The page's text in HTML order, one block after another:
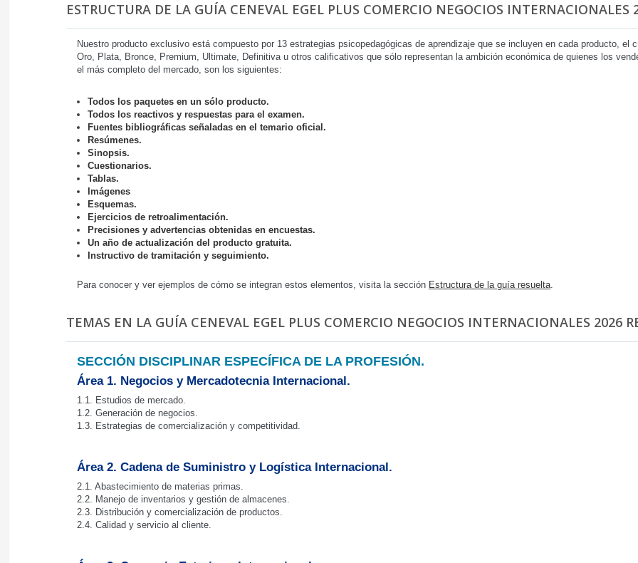
ESTRUCTURA DE LA GUÍA CENEVAL EGEL PLUS COMERCIO NEGOCIOS INTERNACIONALES
Nuestro producto exclusivo está compuesto por 13 estrategias psicopedagógicas de aprendizaje que se incluyen en cada producto, el
Oro, Plata, Bronce, Premium, Ultimate, Definitiva u otros calificativos que sólo representan la ambición económica de quienes los
el más completo del mercado, son los siguientes:
Todos los paquetes en un sólo producto.
Todos los reactivos y respuestas para el examen.
Fuentes bibliográficas señaladas en el temario oficial.
Resúmenes.
Sinopsis.
Cuestionarios.
Tablas.
Imágenes
Esquemas.
Ejercicios de retroalimentación.
Precisiones y advertencias obtenidas en encuestas.
Un año de actualización del producto gratuita.
Instructivo de tramitación y seguimiento.
Para conocer y ver ejemplos de cómo se integran estos elementos, visita la sección Estructura de la guía resuelta.
TEMAS EN LA GUÍA CENEVAL EGEL PLUS COMERCIO NEGOCIOS INTERNACIONALES 2026
SECCIÓN DISCIPLINAR ESPECÍFICA DE LA PROFESIÓN.
Área 1. Negocios y Mercadotecnia Internacional.
1.1. Estudios de mercado.
1.2. Generación de negocios.
1.3. Estrategias de comercialización y competitividad.
Área 2. Cadena de Suministro y Logística Internacional.
2.1. Abastecimiento de materias primas.
2.2. Manejo de inventarios y gestión de almacenes.
2.3. Distribución y comercialización de productos.
2.4. Calidad y servicio al cliente.